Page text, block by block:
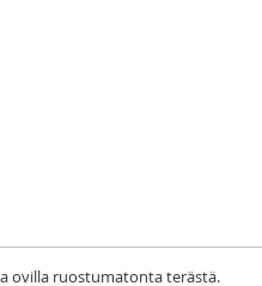
ovilla ruostumatonta terästä.